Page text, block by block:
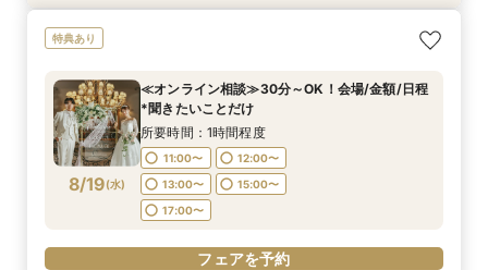
8/18(火)
≪オンライン相談≫30分～OK！会場/金額/日程
11:00〜
12:00〜
13:00〜
15:00〜
17:00〜
フェアを予約
8/18(火)
≪夜遅い時間からOK≫お仕事＆デート帰り／1時
16:00〜
17:00〜
18:00〜
19:00〜
フェアを予約
8/18(火)
11:00〜
13:00〜
15:00〜
17:00〜
フェアを予約
8/18(火)
≪迷ったらこのフェア≫螺旋階段×最大150万優
11:00〜
13:00〜
14:00〜
16:00〜
18:00〜
フェアを予約
8/18(火)
≪螺旋階段入場*花嫁体験≫≫料理高評価◎最大
11:00〜
13:00〜
14:00〜
16:00〜
18:00〜
フェアを予約
特典あり
8/19(水)
≪オンライン相談≫30分～OK！会場/金額/日程
*聞きたいことだけ
所要時間：1時間程度
11:00〜
12:00〜
13:00〜
15:00〜
17:00〜
フェアを予約